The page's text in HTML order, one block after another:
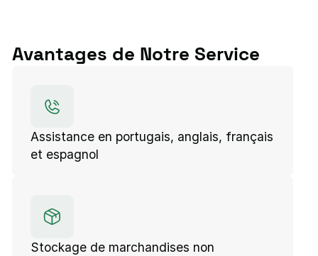
Avantages de Notre Service
Assistance en portugais, anglais, français
et espagnol
Stockage de marchandises non